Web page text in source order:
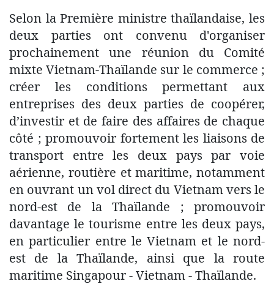
Selon la Première ministre thaïlandaise, les
deux parties ont convenu d'organiser
prochainement une réunion du Comité
mixte Vietnam-Thaïlande sur le commerce ;
créer les conditions permettant aux
entreprises des deux parties de coopérer,
d’investir et de faire des affaires de chaque
côté ; promouvoir fortement les liaisons de
transport entre les deux pays par voie
aérienne, routière et maritime, notamment
en ouvrant un vol direct du Vietnam vers le
nord-est de la Thaïlande ; promouvoir
davantage le tourisme entre les deux pays,
en particulier entre le Vietnam et le nord-
est de la Thaïlande, ainsi que la route
maritime Singapour - Vietnam - Thaïlande.